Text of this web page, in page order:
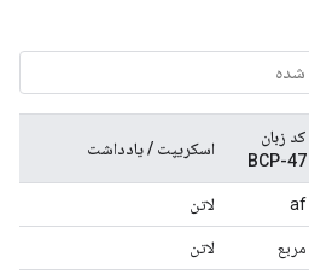
کد زبان
BCP-47
اسکریپت / یادداشت
af لاتن
مربع لاتن